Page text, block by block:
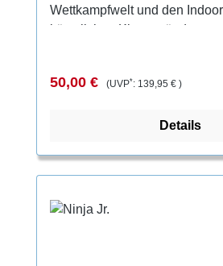
Wettkampfwelt und den
künstlichen Kletterwänden wo
sehr eng anliegende Passform
Schuh beim Hooken und
Verkaufspreis:
50,00 € (UVP*: Regulärer Preis:
139,95 € )
Details